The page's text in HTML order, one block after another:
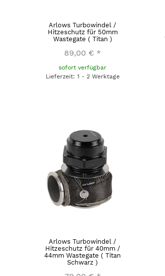
Arlows Turbowindel /
Hitzeschutz für 50mm
Wastegate ( Titan )
89,00 € *
sofort verfügbar
Lieferzeit: 1 - 2 Werktage
Arlows Turbowindel /
Hitzeschutz für 40mm /
44mm Wastegate ( Titan
Schwarz )